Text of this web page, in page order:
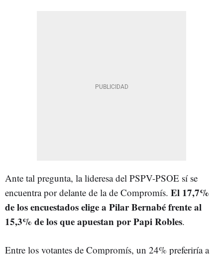
Ante tal pregunta, la lideresa del PSPV-PSOE sí se
encuentra por delante de la de Compromís. El 17,7%
de los encuestados elige a Pilar Bernabé frente al
15,3% de los que apuestan por Papi Robles.
Entre los votantes de Compromís, un 24% preferiría a